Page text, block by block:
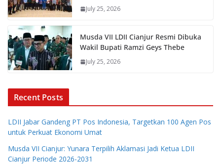
July 25, 2026
Musda VII LDII Cianjur Resmi Dibuka
Wakil Bupati Ramzi Geys Thebe
July 25, 2026
Recent Posts
LDII Jabar Gandeng PT Pos Indonesia, Targetkan 100 Agen Pos
untuk Perkuat Ekonomi Umat
Musda VII Cianjur: Yunara Terpilih Aklamasi Jadi Ketua LDII
Cianjur Periode 2026-2031